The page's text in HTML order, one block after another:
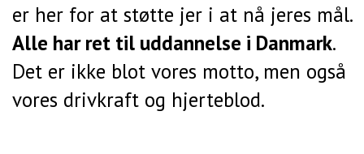
er her for at støtte jer i at nå jeres mål.
Alle har ret til uddannelse i Danmark.
Det er ikke blot vores motto, men også
vores drivkraft og hjerteblod.